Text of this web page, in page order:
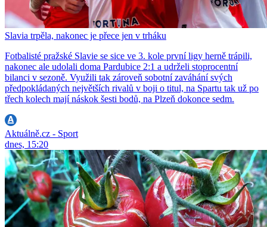
Slavia trpěla, nakonec je přece jen v trháku
Fotbalisté pražské Slavie se sice ve 3. kole první ligy herně trápili,
nakonec ale udolali doma Pardubice 2:1 a udrželi stoprocentní
bilanci v sezoně. Využili tak zároveň sobotní zaváhání svých
předpokládaných největších rivalů v boji o titul, na Spartu tak už po
třech kolech mají náskok šesti bodů, na Plzeň dokonce sedm.
Aktuálně.cz - Sport
dnes, 15:20